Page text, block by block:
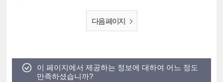
다음 페이지
이 페이지에서 제공하는 정보에 대하여 어느 정도
만족하셨습니까?